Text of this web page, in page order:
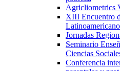
Agricliometrics
XIII Encuentro
Jornadas
Seminario
Ciencias
Conferencia